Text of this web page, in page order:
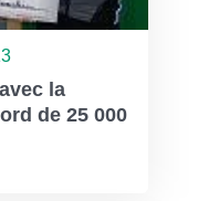
la
de 25 000